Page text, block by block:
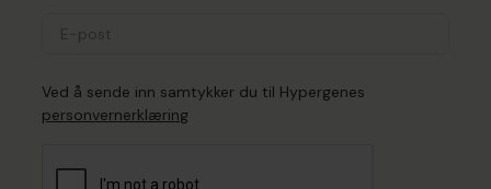
Ved å sende inn samtykker du til Hypergenes
personvernerklæring